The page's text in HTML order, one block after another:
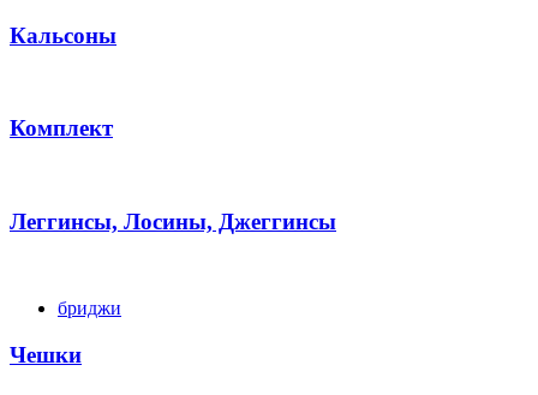
Кальсоны
Комплект
Леггинсы, Лосины, Джеггинсы
бриджи
Чешки